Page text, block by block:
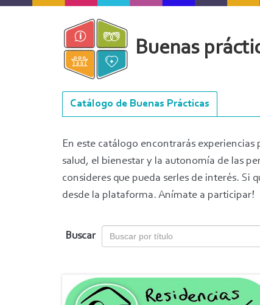
Pasar
Buenas
Navegación
principal
Catálogo de Buenas Prácticas
En este catálogo encontrarás
salud, el bienestar y la autonomía de las
consideres que pueda serles de interés.
desde la plataforma. Anímate a participar!
Buscar